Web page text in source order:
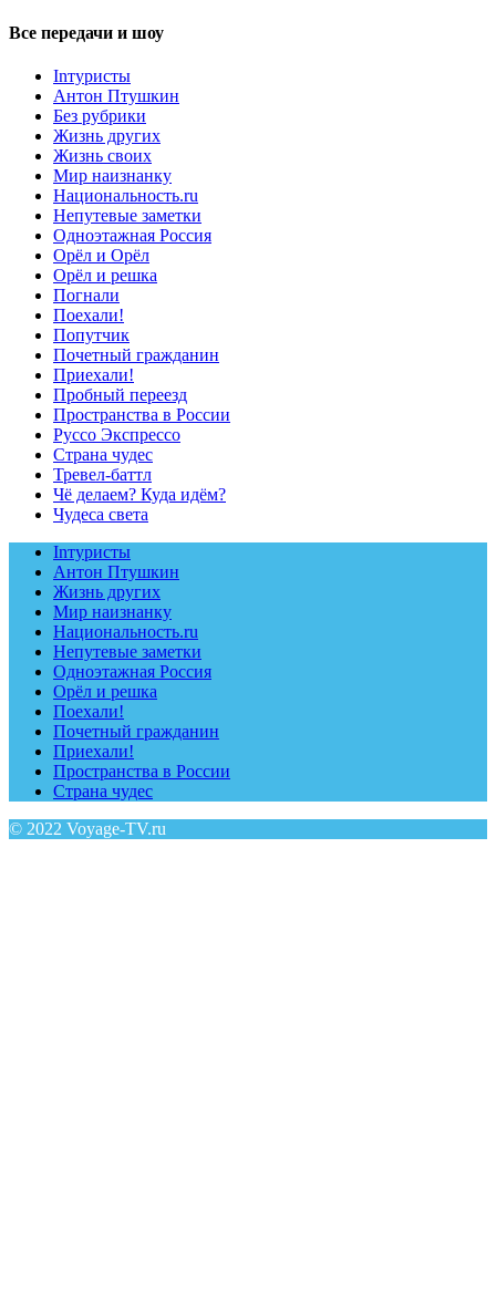
Все передачи и шоу
Inтуристы
Антон Птушкин
Без рубрики
Жизнь других
Жизнь своих
Мир наизнанку
Национальность.ru
Непутевые заметки
Одноэтажная Россия
Орёл и Орёл
Орёл и решка
Погнали
Поехали!
Попутчик
Почетный гражданин
Приехали!
Пробный переезд
Пространства в России
Руссо Экспрессо
Страна чудес
Тревел-баттл
Чё делаем? Куда идём?
Чудеса света
Inтуристы
Антон Птушкин
Жизнь других
Мир наизнанку
Национальность.ru
Непутевые заметки
Одноэтажная Россия
Орёл и решка
Поехали!
Почетный гражданин
Приехали!
Пространства в России
Страна чудес
© 2022 Voyage-TV.ru